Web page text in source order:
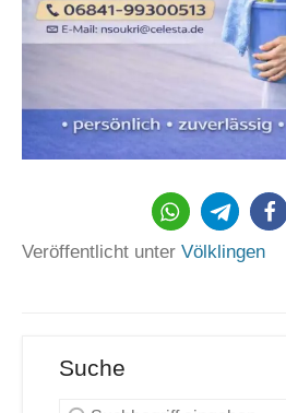
671
Veröffentlicht unter Völklingen
Suche